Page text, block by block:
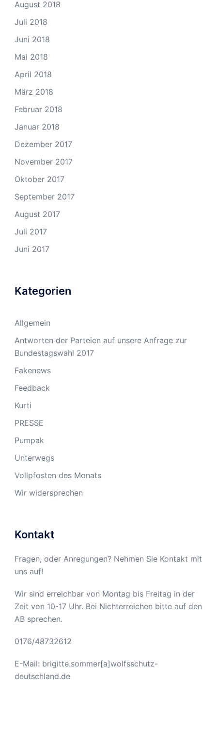
August 2018
Juli 2018
Juni 2018
Mai 2018
April 2018
März 2018
Februar 2018
Januar 2018
Dezember 2017
November 2017
Oktober 2017
September 2017
August 2017
Juli 2017
Juni 2017
Kategorien
Allgemein
Antworten der Parteien auf unsere Anfrage zur
Bundestagswahl 2017
Fakenews
Feedback
Kurti
PRESSE
Pumpak
Unterwegs
Vollpfosten des Monats
Wir widersprechen
Kontakt
Fragen, oder Anregungen? Nehmen Sie Kontakt mit
uns auf!
Wir sind erreichbar von Montag bis Freitag in der
Zeit von 10-17 Uhr. Bei Nichterreichen bitte auf den
AB sprechen.
0176/48732612
E-Mail: brigitte.sommer[a]wolfsschutz-
deutschland.de